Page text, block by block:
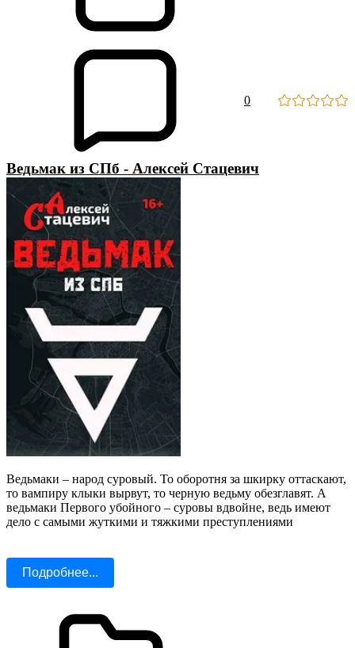
0
Ведьмак из СПб - Алексей Стацевич
Ведьмаки – народ суровый. То оборотня за шкирку оттаскают,
то вампиру клыки вырвут, то черную ведьму обезглавят. А
ведьмаки Первого убойного – суровы вдвойне, ведь имеют
дело с самыми жуткими и тяжкими преступлениями
Подробнее...